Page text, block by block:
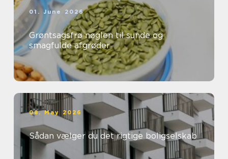
01. June 2026
Grøntsagsfrø nøglen til sunde og
smagfulde afgrøder
08. May 2026
Sådan vælger du det rigtige boligselskab